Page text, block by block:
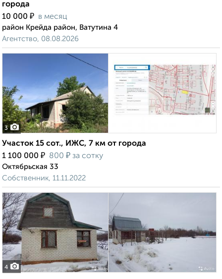
города
10 000 ₽ в месяц
район Крейда район, Ватутина 4
Агентство, 08.08.2026
3
Участок 15 сот., ИЖС, 7 км от города
1 100 000 ₽ 800 ₽ за сотку
Октябрьская 33
Собственник, 11.11.2022
4